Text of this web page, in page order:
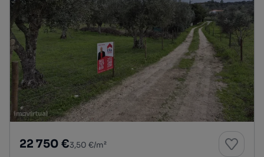
22 750 €3,50 €/m²